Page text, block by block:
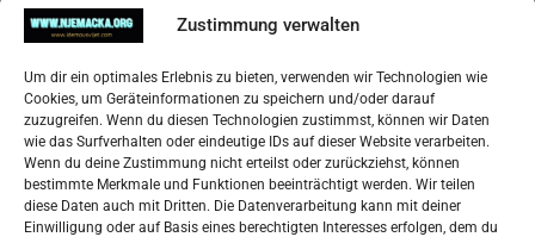
Zustimmung verwalten
Um dir ein optimales Erlebnis zu bieten, verwenden wir Technologien wie
Cookies, um Geräteinformationen zu speichern und/oder darauf
zuzugreifen. Wenn du diesen Technologien zustimmst, können wir Daten
wie das Surfverhalten oder eindeutige IDs auf dieser Website verarbeiten.
Wenn du deine Zustimmung nicht erteilst oder zurückziehst, können
bestimmte Merkmale und Funktionen beeinträchtigt werden. Wir teilen
diese Daten auch mit Dritten. Die Datenverarbeitung kann mit deiner
Einwilligung oder auf Basis eines berechtigten Interesses erfolgen, dem du
Pregled
Datenschutzerklärung
Widerufsbelehrung
Oglašavanje / Postavite svoj oglas
Tko je “Idemo u Svijet – Njemačka?